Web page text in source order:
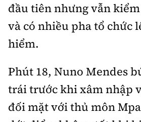
đầu tiên nhưng vẫn
và có nhiều pha tổ chức
hiểm.
Phút 18, Nuno Mendes
trái trước khi xâm nhập
đối mặt với thủ môn